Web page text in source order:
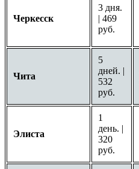
Черкесск
3 дня.
| 469
руб.
Чита
5
дней. |
532
руб.
Элиста
1
день. |
320
руб.